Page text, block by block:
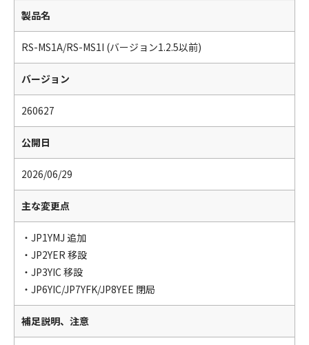
製品名
RS-MS1A/RS-MS1I (バージョン1.2.5以前)
バージョン
260627
公開日
2026/06/29
主な変更点
・JP1YMJ 追加
・JP2YER 移設
・JP3YIC 移設
・JP6YIC/JP7YFK/JP8YEE 閉局
補足説明、注意